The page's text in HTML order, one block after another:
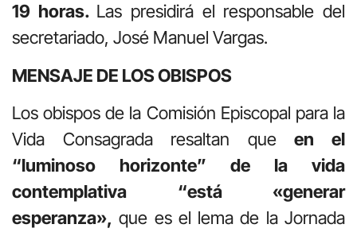
19 horas. Las presidirá el responsable del
secretariado, José Manuel Vargas.
MENSAJE DE LOS OBISPOS
Los obispos de la Comisión Episcopal para la
Vida Consagrada resaltan queen el
“luminoso horizonte” de la vida
contemplativa “está «generar
esperanza», que es el lema de la Jornada